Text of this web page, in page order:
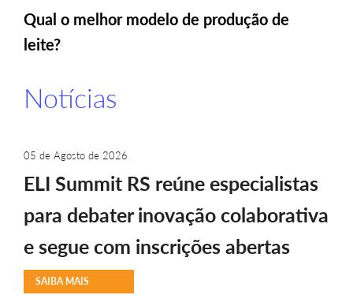
Qual o melhor modelo de produção de
leite?
Notícias
05 de Agosto de 2026
ELI Summit RS reúne especialistas
para debater inovação colaborativa
e segue com inscrições abertas
SAIBA MAIS